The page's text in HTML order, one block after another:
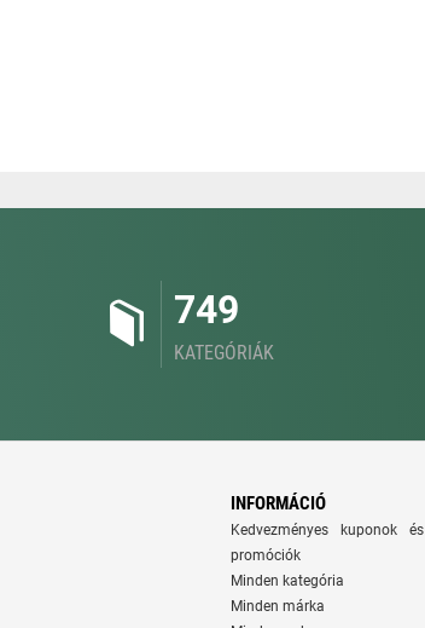
749
KATEGÓRIÁK
INFORMÁCIÓ
Kedvezményes kuponok és
promóciók
Minden kategória
Minden márka